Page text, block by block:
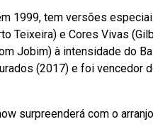
1999, tem versões
Teixeira) e Cores Vivas
Jobim) à intensidade do
(2017) e foi vencedor
surpreenderá com o